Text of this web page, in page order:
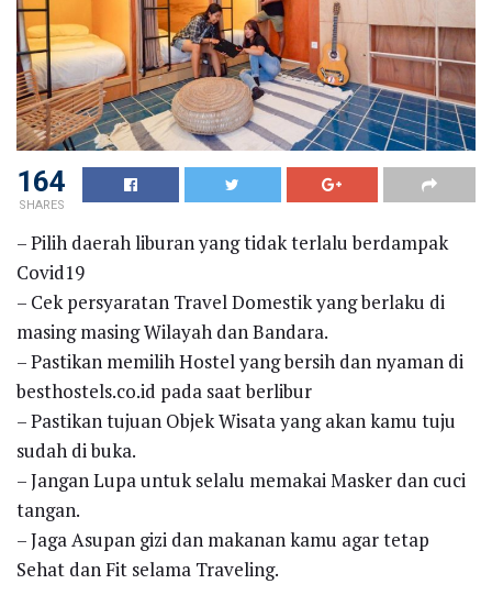
164
SHARES
– Pilih daerah liburan yang tidak terlalu berdampak
Covid19
– Cek persyaratan Travel Domestik yang berlaku di
masing masing Wilayah dan Bandara.
– Pastikan memilih Hostel yang bersih dan nyaman di
besthostels.co.id pada saat berlibur
– Pastikan tujuan Objek Wisata yang akan kamu tuju
sudah di buka.
– Jangan Lupa untuk selalu memakai Masker dan cuci
tangan.
– Jaga Asupan gizi dan makanan kamu agar tetap
Sehat dan Fit selama Traveling.